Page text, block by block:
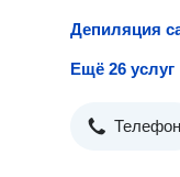
Ещё 26 услуг
Телефон